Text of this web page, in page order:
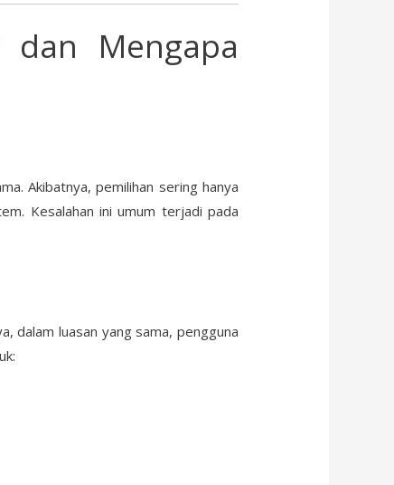
Mengapa
Akibatnya, pemilihan sering hanya
Kesalahan ini umum terjadi pada
dalam luasan yang sama, pengguna